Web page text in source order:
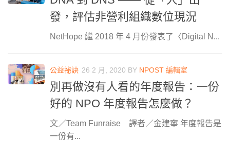
發，評估非營利組織數位現況
NetHope 繼 2018 年 4 月份發表了〈Digital N...
公益祕訣 26 2 月, 2020 BY NPOST 編輯室
別再做沒有人看的年度報告：一份
好的 NPO 年度報告怎麼做？
文／Team Funraise 譯者／金建寧 年度報告是
一份有...